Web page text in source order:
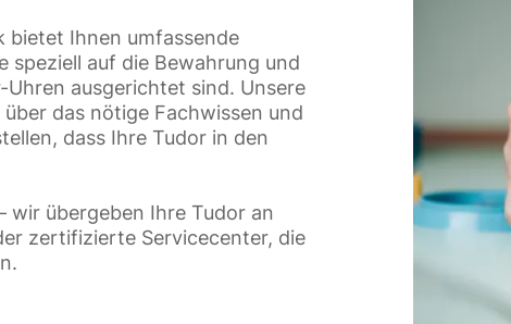
bietet Ihnen umfassende
speziell auf die Bewahrung und
ausgerichtet sind. Unsere
das nötige Fachwissen und
dass Ihre Tudor in den
wir übergeben Ihre Tudor an
zertifizierte Servicecenter, die